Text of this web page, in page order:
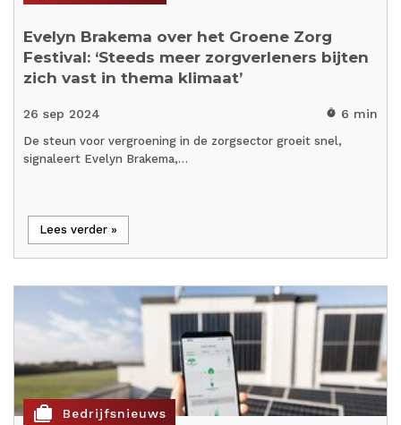
Evelyn Brakema over het Groene Zorg
Festival: ‘Steeds meer zorgverleners bijten
zich vast in thema klimaat’
26 sep 2024 timer 6 min
De steun voor vergroening in de zorgsector groeit snel,
signaleert Evelyn Brakema,…
Lees verder »
cases Bedrijfsnieuws